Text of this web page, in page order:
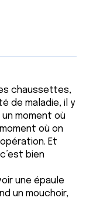
chaussettes,
de maladie, il y
moment où
où on
Et
bien
une épaule
un mouchoir,